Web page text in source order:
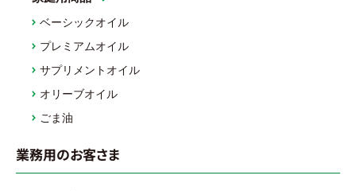
ベーシックオイル
プレミアムオイル
サプリメントオイル
オリーブオイル
ごま油
業務用のお客さま